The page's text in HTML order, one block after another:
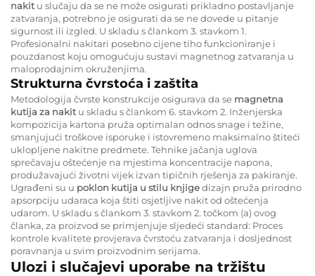
nakit u slučaju da se ne može osigurati prikladno postavljanje
zatvaranja, potrebno je osigurati da se ne dovede u pitanje
sigurnost ili izgled. U skladu s člankom 3. stavkom 1.
Profesionalni nakitari posebno cijene tiho funkcioniranje i
pouzdanost koju omogućuju sustavi magnetnog zatvaranja u
maloprodajnim okruženjima.
Strukturna čvrstoća i zaštita
Metodologija čvrste konstrukcije osigurava da se magnetna
kutija za nakit u skladu s člankom 6. stavkom 2. Inženjerska
kompozicija kartona pruža optimalan odnos snage i težine,
smanjujući troškove isporuke i istovremeno maksimalno štiteći
uklopljene nakitne predmete. Tehnike jačanja uglova
sprečavaju oštećenje na mjestima koncentracije napona,
produžavajući životni vijek izvan tipičnih rješenja za pakiranje.
Ugrađeni su u poklon kutija u stilu knjigedizajn pruža prirodno
apsorpciju udaraca koja štiti osjetljive nakit od oštećenja
udarom. U skladu s člankom 3. stavkom 2. točkom (a) ovog
članka, za proizvod se primjenjuje sljedeći standard: Proces
kontrole kvalitete provjerava čvrstoću zatvaranja i dosljednost
poravnanja u svim proizvodnim serijama.
Ulozi i slučajevi uporabe na tržištu